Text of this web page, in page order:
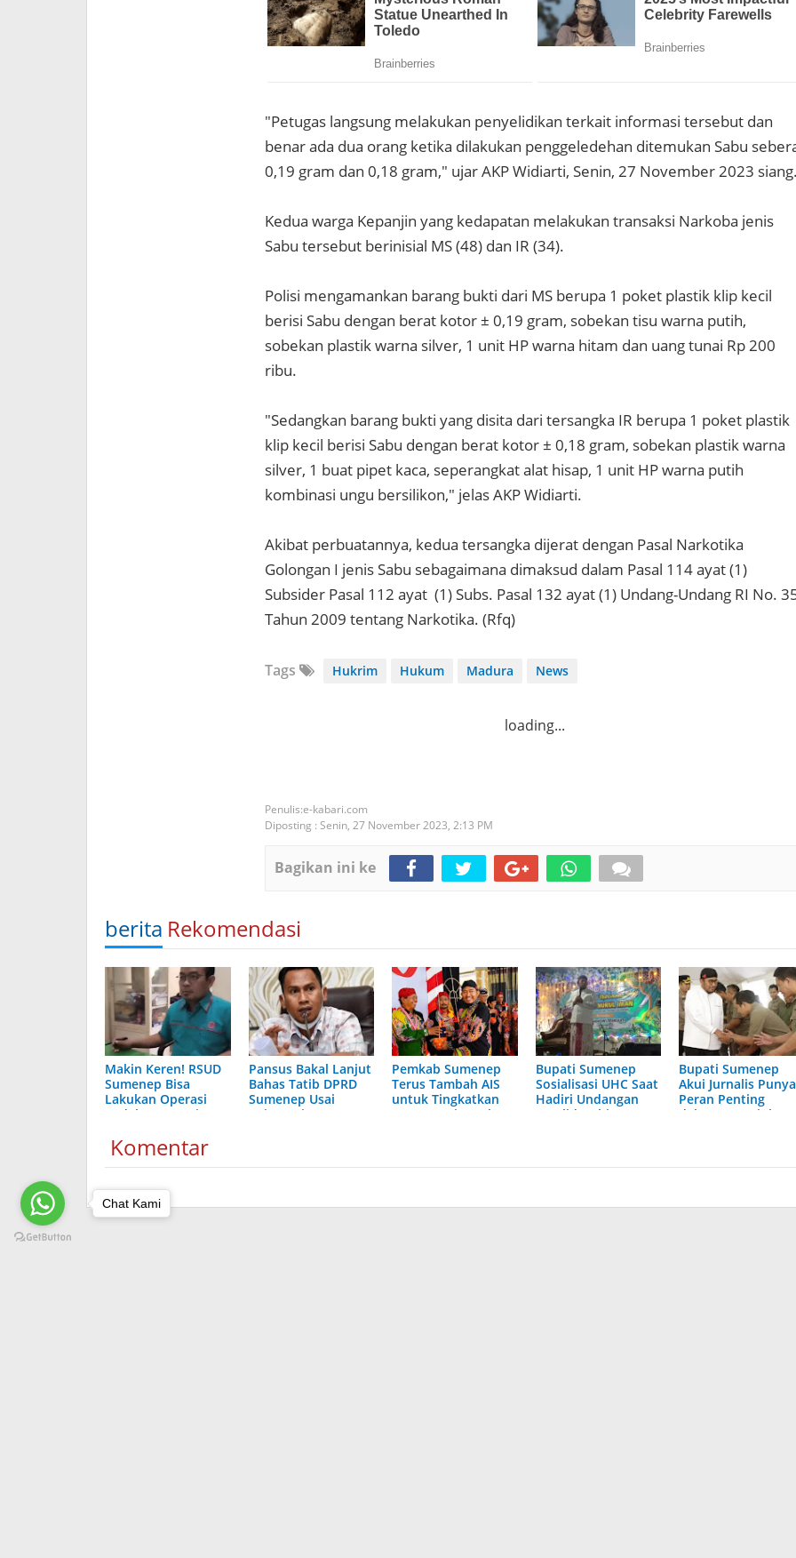
"Petugas langsung melakukan penyelidikan terkait informasi tersebut dan
benar ada dua orang ketika dilakukan penggeledehan ditemukan Sabu
0,19 gram dan 0,18 gram," ujar AKP Widiarti, Senin, 27 November 2023
Kedua warga Kepanjin yang kedapatan melakukan transaksi Narkoba jenis
Sabu tersebut berinisial MS (48) dan IR (34).
Polisi mengamankan barang bukti dari MS berupa 1 poket plastik klip kecil
berisi Sabu dengan berat kotor ± 0,19 gram, sobekan tisu warna putih,
sobekan plastik warna silver, 1 unit HP warna hitam dan uang tunai Rp 200
ribu.
"Sedangkan barang bukti yang disita dari tersangka IR berupa 1 poket plastik
klip kecil berisi Sabu dengan berat kotor ± 0,18 gram, sobekan plastik warna
silver, 1 buat pipet kaca, seperangkat alat hisap, 1 unit HP warna putih
kombinasi ungu bersilikon," jelas AKP Widiarti.
Akibat perbuatannya, kedua tersangka dijerat dengan Pasal Narkotika
Golongan I jenis Sabu sebagaimana dimaksud dalam Pasal 114 ayat (1)
Subsider Pasal 112 ayat (1) Subs. Pasal 132 ayat (1) Undang-Undang RI No.
Tahun 2009 tentang Narkotika. (Rfq)
Tags Hukrim Hukum Madura News
loading...
e-kabari.com
Diposting : Senin, 27 November 2023, 2:13 PM
Bagikan ini ke
berita Rekomendasi
Makin Keren! RSUD
Sumenep Bisa
Lakukan Operasi
Bedah Tanpa Pisau
Pansus Bakal Lanjut
Bahas Tatib DPRD
Sumenep Usai
Orientasi
Pemkab Sumenep
Terus Tambah AIS
untuk Tingkatkan
Layanan SiKapal
Bupati Sumenep
Sosialisasi UHC Saat
Hadiri Undangan
Maulid Nabi
Bupati Sumenep
Akui Jurnalis Punya
Peran Penting
dalam Memajukan
Komentar
Chat Kami